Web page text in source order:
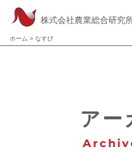
株式会社農業総合研究
ホーム > なすび
アー